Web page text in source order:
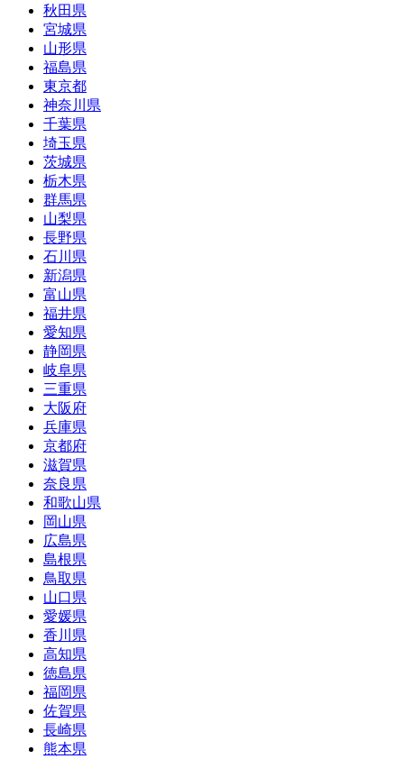
秋田県
宮城県
山形県
福島県
東京都
神奈川県
千葉県
埼玉県
茨城県
栃木県
群馬県
山梨県
長野県
石川県
新潟県
富山県
福井県
愛知県
静岡県
岐阜県
三重県
大阪府
兵庫県
京都府
滋賀県
奈良県
和歌山県
岡山県
広島県
島根県
鳥取県
山口県
愛媛県
香川県
高知県
徳島県
福岡県
佐賀県
長崎県
熊本県